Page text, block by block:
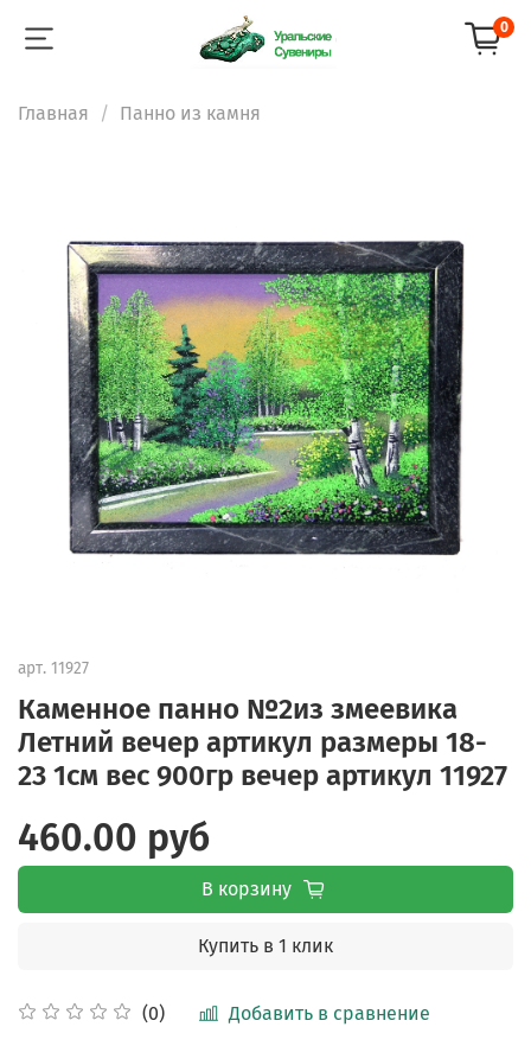
0
Главная Панно из камня
арт. 11927
Каменное панно №2из змеевика
Летний вечер артикул размеры 18-
23 1см вес 900гр вечер артикул 11927
(0) Добавить в сравнение
460.00 руб
В корзину
Купить в 1 клик